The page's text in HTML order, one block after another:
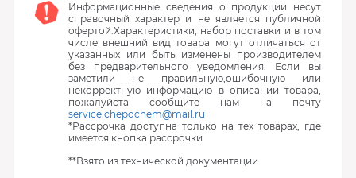
Информационные сведения о продукции несут
справочный характер и не является публичной
офертой.Характеристики, набор поставки и в том
числе внешний вид товара могут отличаться от
указанных или быть изменены производителем
без предварительного уведомления. Если вы
заметили не правильную,ошибочную или
некорректную информацию в описании товара,
пожалуйста сообщите нам на почту
service.chepochem@mail.ru
*Рассрочка доступна только на тех товарах, где
имеется кнопка рассрочки
**Взято из технической документации